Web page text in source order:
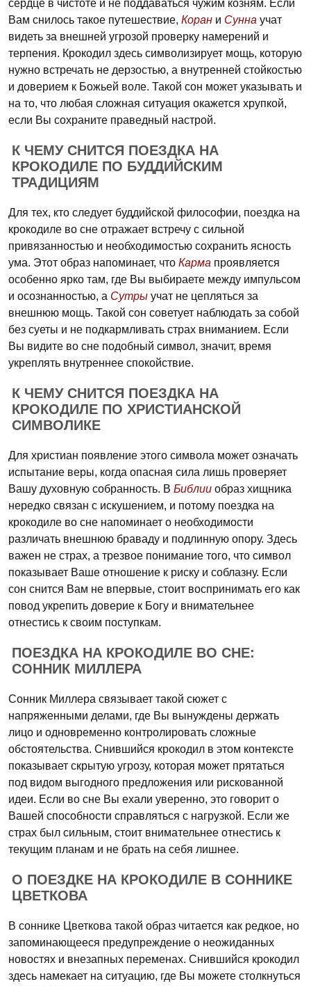
сердце в чистоте и не поддаваться чужим козням. Если
Вам снилось такое путешествие, Коран и Сунна учат
видеть за внешней угрозой проверку намерений и
терпения. Крокодил здесь символизирует мощь, которую
нужно встречать не дерзостью, а внутренней стойкостью
и доверием к Божьей воле. Такой сон может указывать и
на то, что любая сложная ситуация окажется хрупкой,
если Вы сохраните праведный настрой.
К ЧЕМУ СНИТСЯ ПОЕЗДКА НА
КРОКОДИЛЕ ПО БУДДИЙСКИМ
ТРАДИЦИЯМ
Для тех, кто следует буддийской философии, поездка на
крокодиле во сне отражает встречу с сильной
привязанностью и необходимостью сохранить ясность
ума. Этот образ напоминает, что Карма проявляется
особенно ярко там, где Вы выбираете между импульсом
и осознанностью, а Сутры учат не цепляться за
внешнюю мощь. Такой сон советует наблюдать за собой
без суеты и не подкармливать страх вниманием. Если
Вы видите во сне подобный символ, значит, время
укреплять внутреннее спокойствие.
К ЧЕМУ СНИТСЯ ПОЕЗДКА НА
КРОКОДИЛЕ ПО ХРИСТИАНСКОЙ
СИМВОЛИКЕ
Для христиан появление этого символа может означать
испытание веры, когда опасная сила лишь проверяет
Вашу духовную собранность. В Библии образ хищника
нередко связан с искушением, и потому поездка на
крокодиле во сне напоминает о необходимости
различать внешнюю браваду и подлинную опору. Здесь
важен не страх, а трезвое понимание того, что символ
показывает Ваше отношение к риску и соблазну. Если
сон снится Вам не впервые, стоит воспринимать его как
повод укрепить доверие к Богу и внимательнее
отнестись к своим поступкам.
ПОЕЗДКА НА КРОКОДИЛЕ ВО СНЕ:
СОННИК МИЛЛЕРА
Сонник Миллера связывает такой сюжет с
напряженными делами, где Вы вынуждены держать
лицо и одновременно контролировать сложные
обстоятельства. Снившийся крокодил в этом контексте
показывает скрытую угрозу, которая может прятаться
под видом выгодного предложения или рискованной
идеи. Если во сне Вы ехали уверенно, это говорит о
Вашей способности справляться с нагрузкой. Если же
страх был сильным, стоит внимательнее отнестись к
текущим планам и не брать на себя лишнее.
О ПОЕЗДКЕ НА КРОКОДИЛЕ В СОННИКЕ
ЦВЕТКОВА
В соннике Цветкова такой образ читается как редкое, но
запоминающееся предупреждение о неожиданных
новостях и внезапных переменах. Снившийся крокодил
здесь намекает на ситуацию, где Вы можете столкнуться